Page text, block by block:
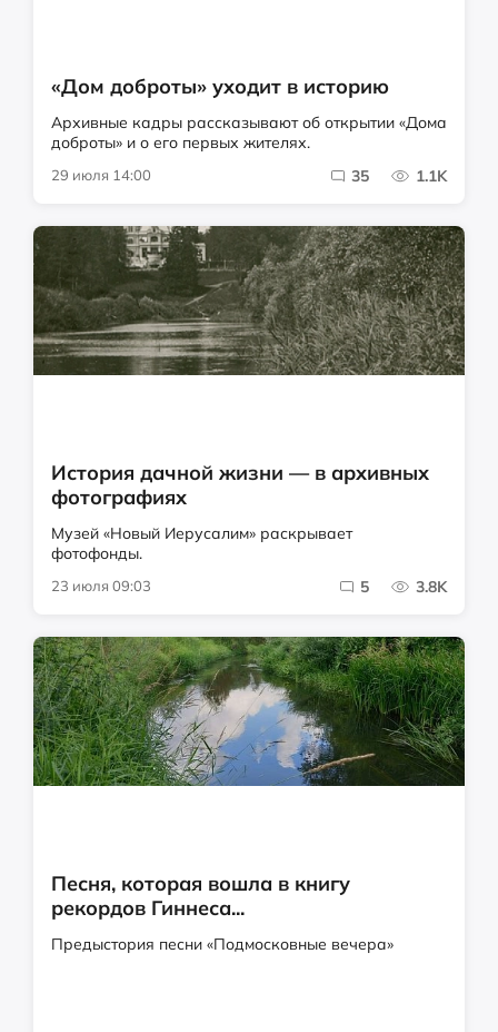
«Дом доброты» уходит в историю
Архивные кадры рассказывают об открытии «Дома
доброты» и о его первых жителях.
29 июля 14:00 35 1.1K
История дачной жизни — в архивных
фотографиях
Музей «Новый Иерусалим» раскрывает
фотофонды.
23 июля 09:03 5 3.8K
Песня, которая вошла в книгу
рекордов Гиннеса...
Предыстория песни «Подмосковные вечера»